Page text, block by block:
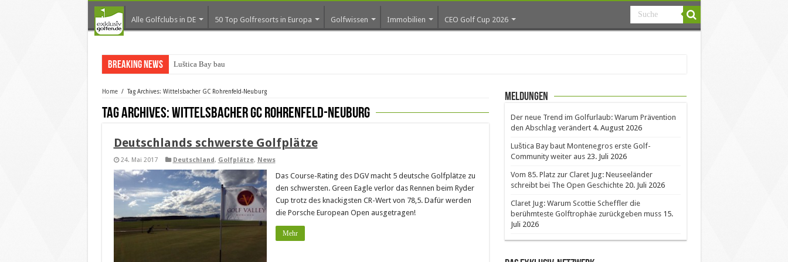
Alle Golfclubs in DE 50 Top Golfresorts in Europa Golfwissen Immobilien CEO Golf Cup 2026
Breaking News Luštica Bay baut Monten
Home / Tag Archives: Wittelsbacher GC Rohrenfeld-Neuburg
Tag Archives:Wittelsbacher GC Rohrenfeld-Neuburg
Deutschlands schwerste Golfplätze
24. Mai 2017 Deutschland, Golfplätze, News
Das Course-Rating des DGV macht 5 deutsche Golfplätze zu
den schwersten. Green Eagle verlor das Rennen beim Ryder
Cup trotz des knackigsten CR-Wert von 78,5. Dafür werden
die Porsche European Open ausgetragen!
Mehr
Meldungen
Der neue Trend im Golfurlaub: Warum Prävention
den Abschlag verändert 4. August 2026
Luštica Bay baut Montenegros erste Golf-
Community weiter aus 23. Juli 2026
Vom 85. Platz zur Claret Jug: Neuseeländer
schreibt bei The Open Geschichte 20. Juli 2026
Claret Jug: Warum Scottie Scheffler die
berühmteste Golftrophäe zurückgeben muss 15.
Juli 2026